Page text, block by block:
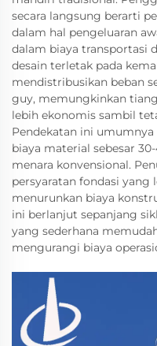
secara langsung berarti
dalam hal pengeluaran
dalam biaya transportasi
desain terletak pada
mendistribusikan beban
guy, memungkinkan
lebih ekonomis sambil
Pendekatan ini
biaya material sebesar
menara konvensional.
persyaratan fondasi yang
menurunkan biaya
ini berlanjut sepanjang
yang sederhana
mengurangi biaya